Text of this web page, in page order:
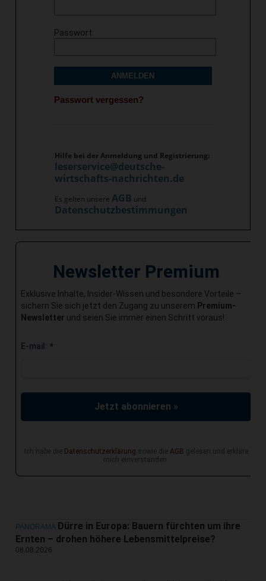
Passwort
ANMELDEN
Passwort vergessen?
Hilfe bei der Anmeldung und Registrierung:
leserservice@deutsche-
wirtschafts-nachrichten.de
Es gelten unsere AGB und
Datenschutzbestimmungen
Newsletter Premium
Exklusive Inhalte, Insider-Wissen und besondere Vorteile –
sichern Sie sich jetzt den Zugang zu unserem Premium-
Newsletter und seien Sie immer einen Schritt voraus!
E-mail: *
Jetzt abonnieren »
Ich habe die Datenschutzerklärung sowie die AGB gelesen und erkläre
mich einverstanden.
PANORAMA Dürre in Europa: Bauern fürchten um ihre
Ernten – drohen höhere Lebensmittelpreise?
08.08.2026